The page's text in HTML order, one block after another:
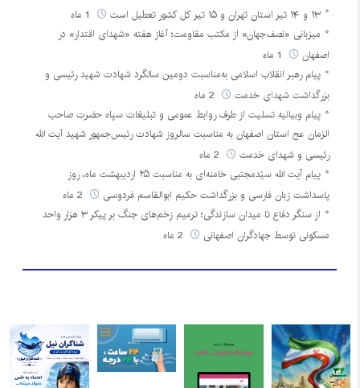
۱۳ و ۱۴ تیر استان تهران و ۱۵ تیر کل کشور تعطیل است
میزبانی «نصف‌جهان» از مکتب مقاومت؛ آغاز هفته «شهدای اقتدار» در
اصفهان
پیام رهبر انقلاب اسلامی به‌مناسبت دومین سالگرد شهادت شهید رئیسی و
بزرگداشت شهدای خدمت
پیام وبیانیه تسلیت از طرف روابط عمومی و تبلیغات سپاه حضرت صاحب
الزمان عج استان اصفهان به مناسبت سالروز شهادت رئیس‌جمهور شهید آیت الله
رئیسی و شهدای خدمت
پیام آیت الله سیّدمجتبی خامنه‌ای به مناسبت ۲۵ اردیبهشت ماه، روز
پاسداشت زبان فارسی و بزرگداشت حکیم ابوالقاسم فردوسی
از سنگر دفاع تا میدان سازندگی؛ ترمیم زخم‌های جنگ بر پیکر ۳ هزار واحد
مسکونی توسط جهادگران اصفهانی